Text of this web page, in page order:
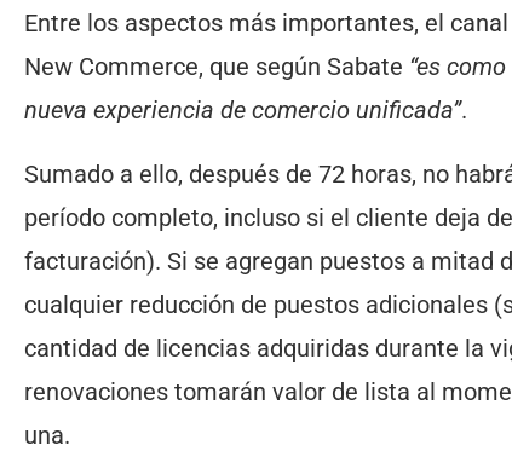
Entre los aspectos más importantes, el
New Commerce, que según Sabate “es
nueva experiencia de comercio unificada”.
Sumado a ello, después de 72 horas, no
período completo, incluso si el cliente deja
facturación). Si se agregan puestos a mitad
cualquier reducción de puestos adicionales
cantidad de licencias adquiridas durante la
renovaciones tomarán valor de lista al
una.